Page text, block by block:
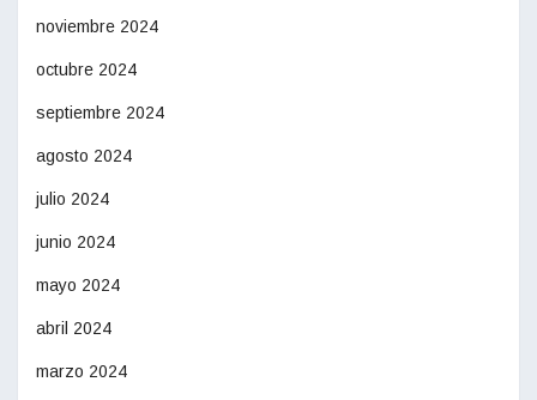
noviembre 2024
octubre 2024
septiembre 2024
agosto 2024
julio 2024
junio 2024
mayo 2024
abril 2024
marzo 2024